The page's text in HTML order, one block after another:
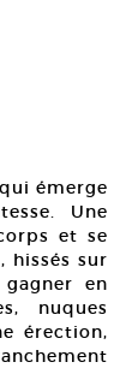
émerge
Une
et se
hissés sur
en
nuques
érection,